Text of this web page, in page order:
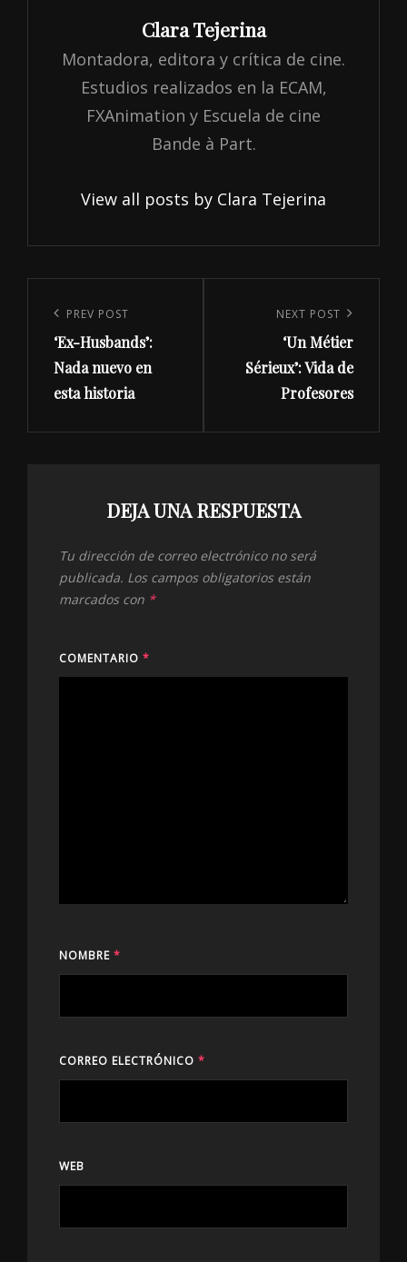
Author:
Clara Tejerina
Montadora, editora y crítica de cine.
Estudios realizados en la ECAM,
FXAnimation y Escuela de cine
Bande à Part.
View all posts by Clara Tejerina
entradas
Previous
Post
PREV POST
‘Ex-Husbands’:
Nada nuevo en
esta historia
NEXT POST
‘Un Métier
Sérieux’: Vida de
Profesores
DEJA UNA RESPUESTA
Tu dirección de correo electrónico no será
publicada. Los campos obligatorios están
marcados con *
COMENTARIO *
NOMBRE *
CORREO ELECTRÓNICO *
WEB